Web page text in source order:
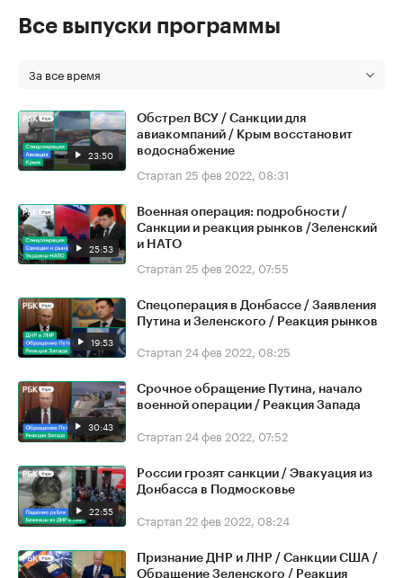
Все выпуски программы
За все время
23:50
Обстрел ВСУ / Санкции для
авиакомпаний / Крым восстановит
водоснабжение
Стартап 25 фев 2022, 08:31
25:53
Военная операция: подробности /
Санкции и реакция рынков /Зеленский
и НАТО
Стартап 25 фев 2022, 07:55
19:53
Спецоперация в Донбассе / Заявления
Путина и Зеленского / Реакция рынков
Стартап 24 фев 2022, 08:25
30:43
Срочное обращение Путина, начало
военной операции / Реакция Запада
Стартап 24 фев 2022, 07:52
22:55
России грозят санкции / Эвакуация из
Донбасса в Подмосковье
Стартап 22 фев 2022, 08:24
Признание ДНР и ЛНР / Санкции США /
Обращение Зеленского / Реакция